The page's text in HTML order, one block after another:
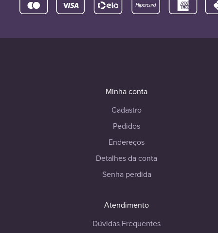
Minha conta
Cadastro
Pedidos
Endereços
Detalhes da conta
Senha perdida
Atendimento
Dúvidas Frequentes